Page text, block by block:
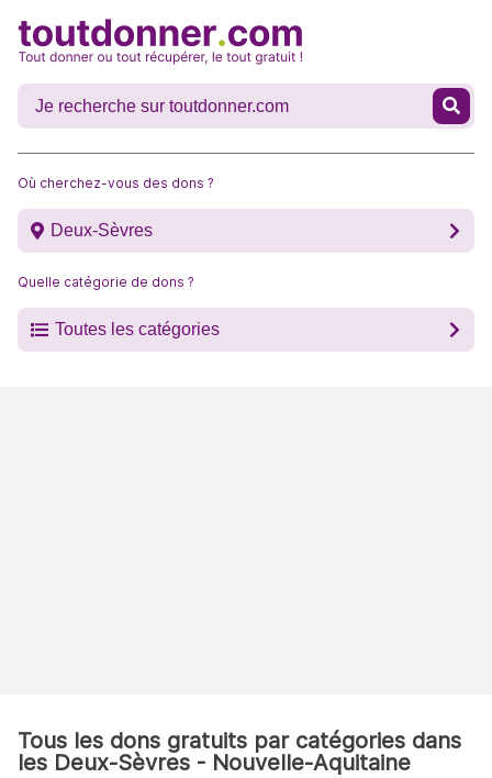
Où cherchez-vous des dons ?
Deux-Sèvres
Quelle catégorie de dons ?
Toutes les catégories
Tous les dons gratuits par catégories dans
les Deux-Sèvres - Nouvelle-Aquitaine